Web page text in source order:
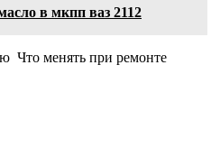
в мкпп ваз 2112
Что менять при ремонте